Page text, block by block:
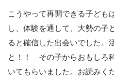
こうやって再開できる子ども
し、体験を通して、大勢の子
ると確信した出会いでした。
と！！ その子からおもしろ
いてもらいました。お読みく